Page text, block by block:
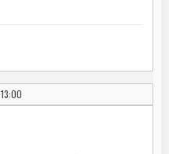
13:00